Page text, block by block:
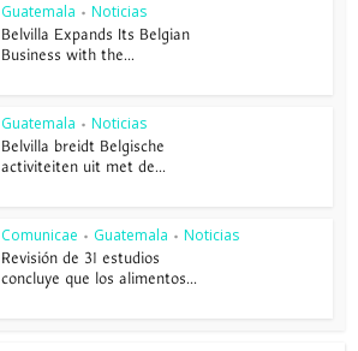
Guatemala • Noticias
Belvilla Expands Its Belgian
Business with the...
Guatemala • Noticias
Belvilla breidt Belgische
activiteiten uit met de...
Comunicae • Guatemala • Noticias
Revisión de 31 estudios
concluye que los alimentos...